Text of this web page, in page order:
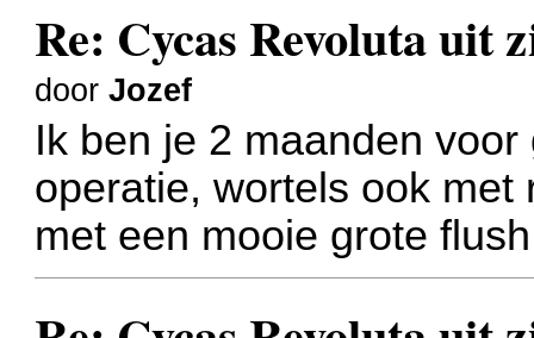
Re: Cycas Revoluta uit
doorJozef
Ik ben je 2 maanden
operatie, wortels ook
met een mooie grote flush